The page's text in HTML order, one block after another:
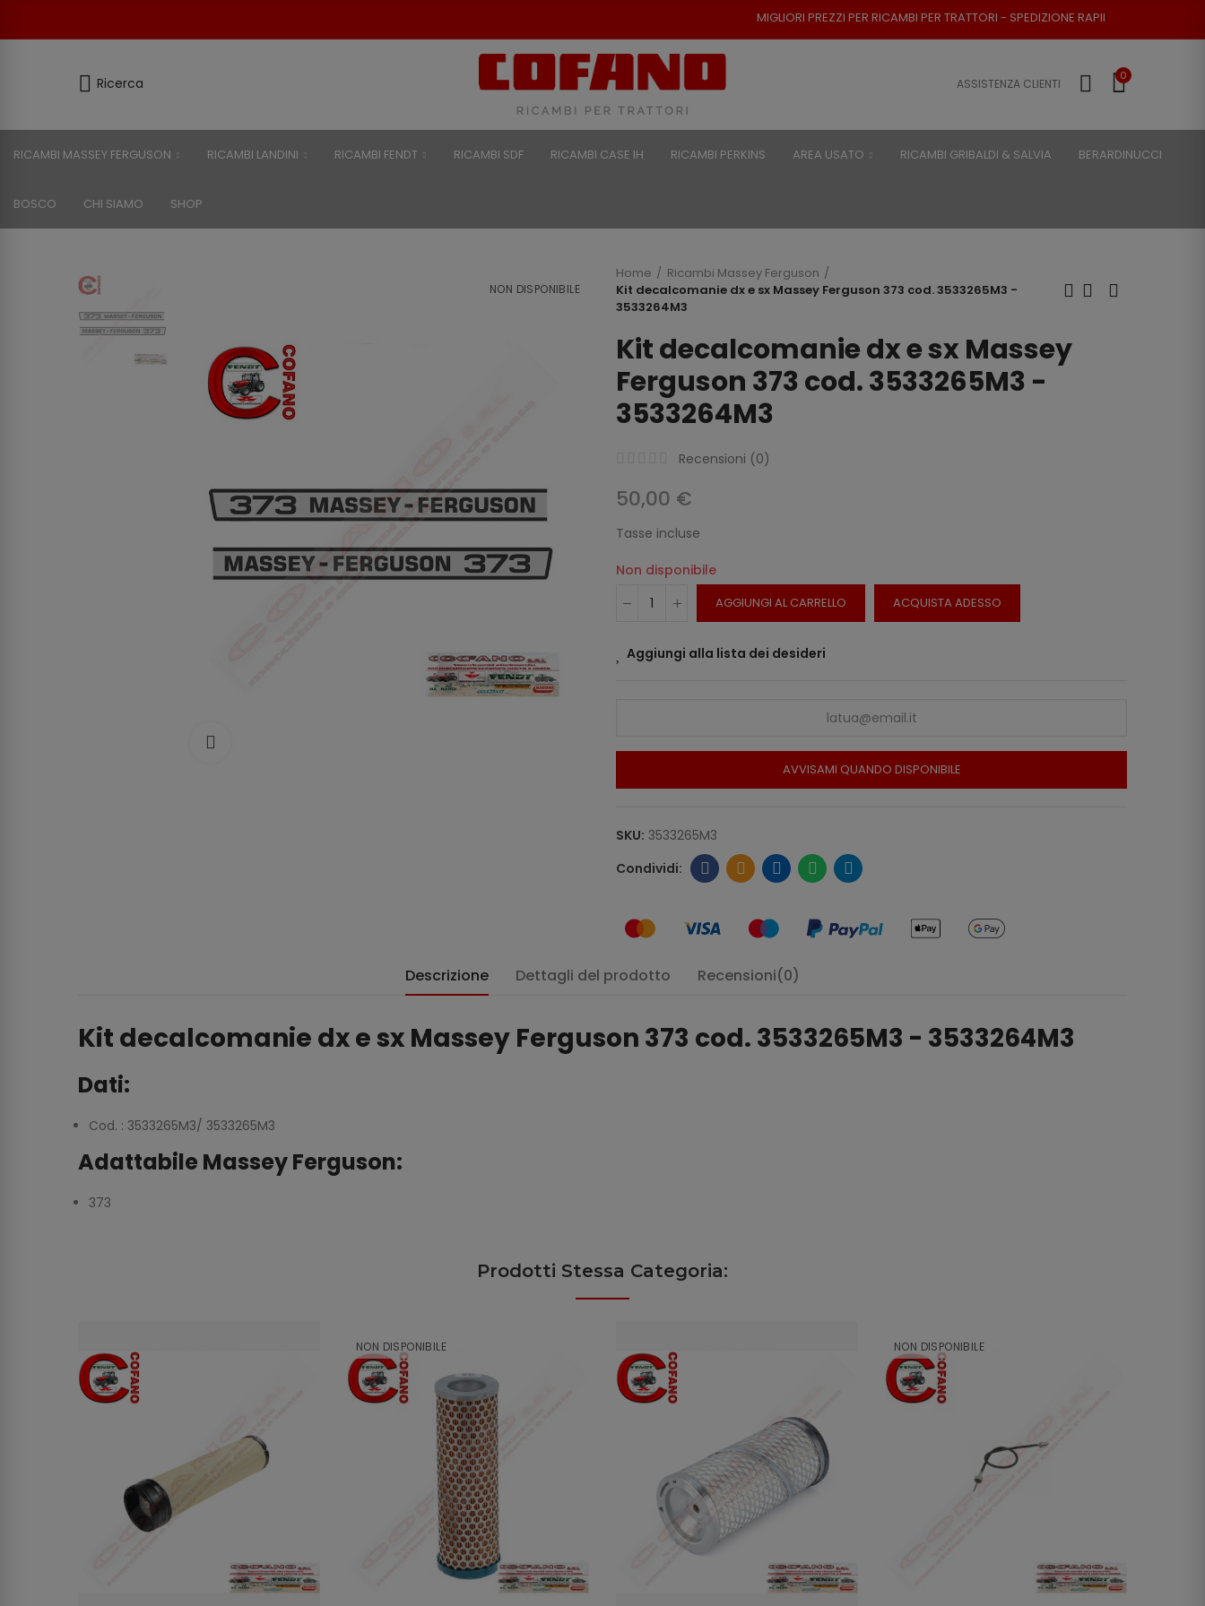
MIGLIORI PREZZI PER RICAMBI PER TRATTORI - SPEDIZIONE RAPIDA - RESO POSSIBILE
Ricerca ASSISTENZA CLIENTI
0
RICAMBI MASSEY FERGUSON RICAMBI LANDINI RICAMBI FENDT RICAMBI SDF RICAMBI CASE IH RICAMBI PERKINS AREA USATO RICAMBI GRIBALDI & SALVIA BERARDINUCCI
BOSCO CHI SIAMO SHOP
NON DISPONIBILE
Home
Ricambi Massey Ferguson
Kit decalcomanie dx e sx Massey Ferguson 373 cod. 3533265M3 -
3533264M3
Kit decalcomanie dx e sx Massey
Ferguson 373 cod. 3533265M3 -
3533264M3
Recensioni (0)
50,00 €
Tasse incluse
Non disponibile
AGGIUNGI AL CARRELLO ACQUISTA ADESSO
Aggiungi alla lista dei desideri
AVVISAMI QUANDO DISPONIBILE
SKU: 3533265M3
Descrizione Dettagli del prodotto Recensioni(0)
Kit decalcomanie dx e sx Massey Ferguson 373 cod. 3533265M3 - 3533264M3
Dati:
Cod. : 3533265M3/ 3533265M3
Adattabile Massey Ferguson:
373
Prodotti Stessa Categoria:
NON DISPONIBILE NON DISPONIBILE